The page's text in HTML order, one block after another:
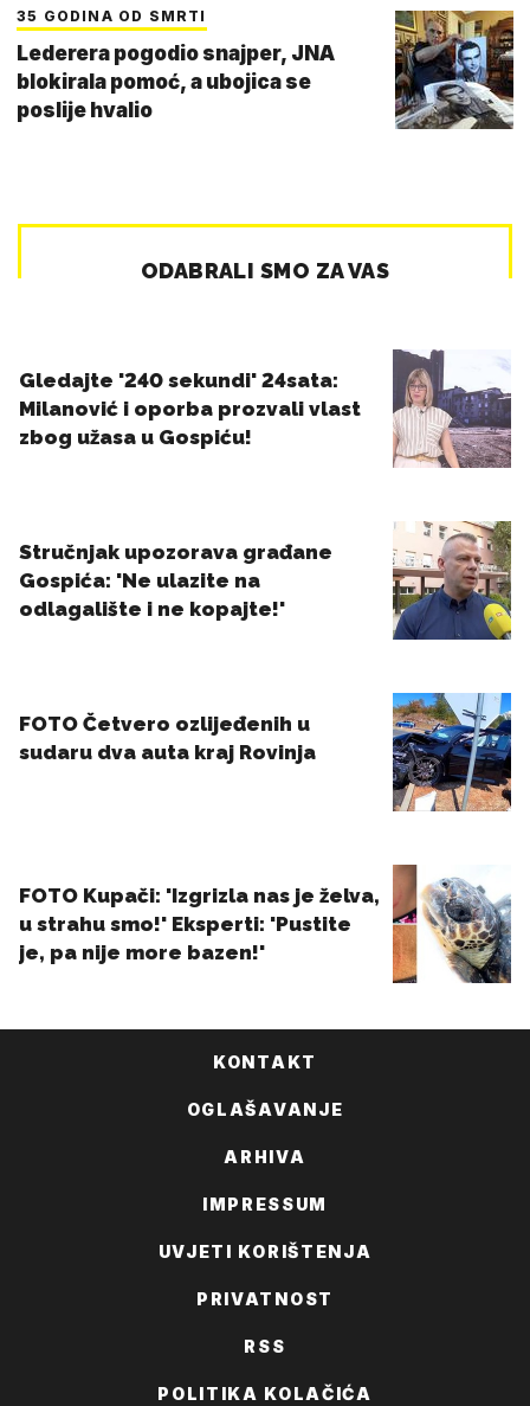
35 GODINA OD SMRTI
Lederera pogodio snajper, JNA
blokirala pomoć, a ubojica se
poslije hvalio
KONTAKT
OGLAŠAVANJE
ARHIVA
IMPRESSUM
UVJETI KORIŠTENJA
PRIVATNOST
RSS
POLITIKA KOLAČIĆA